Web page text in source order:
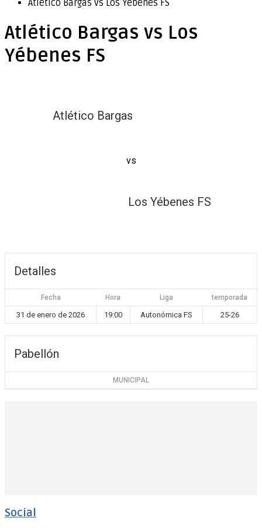
Atlético Bargas vs Los Yébenes FS
Atlético Bargas vs Los
Yébenes FS
Atlético Bargas
vs
Los Yébenes FS
Detalles
Fecha Hora Liga temporada
31 de enero de 2026 19:00 Autonómica FS 25-26
Pabellón
MUNICIPAL
Social